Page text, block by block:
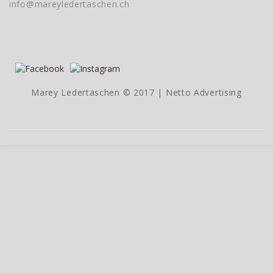
info@mareyledertaschen.ch
Marey Ledertaschen © 2017 | Netto Advertising